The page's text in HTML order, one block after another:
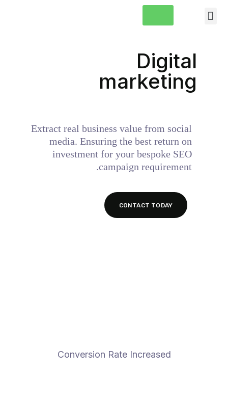
Digital
marketing
Extract real business value from social
media. Ensuring the best return on
investment for your bespoke SEO
campaign requirement.
CONTACT TODAY
Conversion Rate Increased